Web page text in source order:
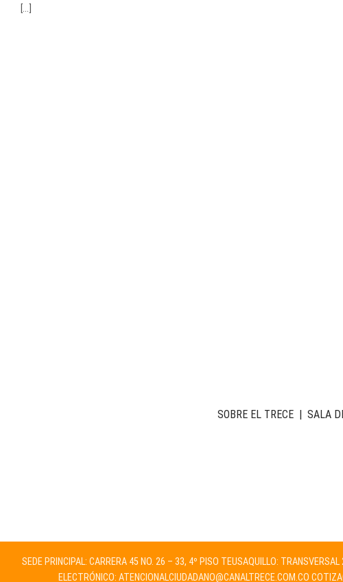
[...]
SOBRE EL TRECE | SALA
SEDE PRINCIPAL: CARRERA 45 NO. 26 – 33, 4º PISO TEUSAQUILLO:
ELECTRÓNICO: ATENCIONALCIUDADANO@CANALTRECE.COM.CO